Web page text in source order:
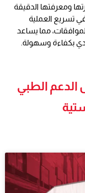
ومعرفتها الدقيقة
تسريع العملية
مما يساعد
وسهولة.
الطبي